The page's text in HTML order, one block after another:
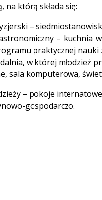
na którą składa się:
–
– kuchnia
praktycznej nauki
w której młodzież
sala komputerowa,
– pokoje
gospodarczo.